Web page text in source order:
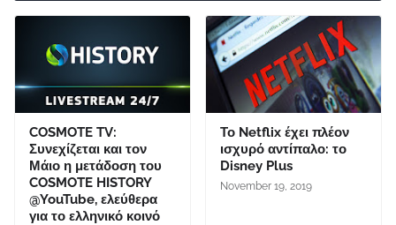
COSMOTE TV:
Συνεχίζεται και τον
Μάιο η μετάδοση του
COSMOTE HISTORY
@YouTube, ελεύθερα
για το ελληνικό κοινό
Το Netflix έχει πλέον
ισχυρό αντίπαλο: το
Disney Plus
November 19, 2019